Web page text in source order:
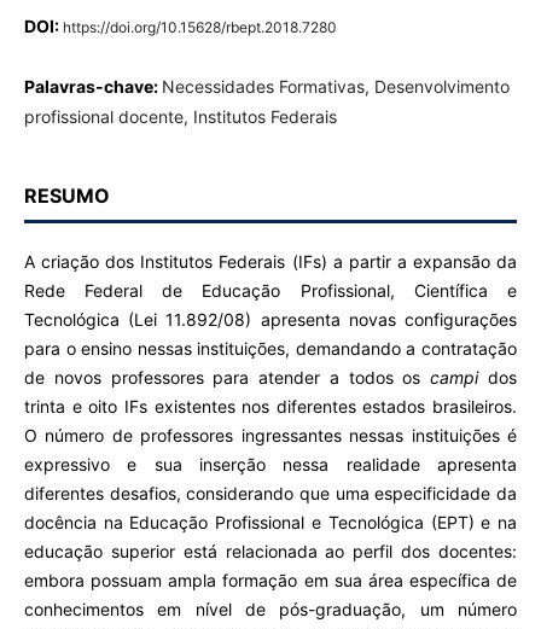
DOI: https://doi.org/10.15628/rbept.2018.7280
Palavras-chave: Necessidades Formativas, Desenvolvimento
profissional docente, Institutos Federais
RESUMO
A criação dos Institutos Federais (IFs) a partir a expansão da
Rede Federal de Educação Profissional, Científica e
Tecnológica (Lei 11.892/08) apresenta novas configurações
para o ensino nessas instituições, demandando a contratação
de novos professores para atender a todos oscampidos
trinta e oito IFs existentes nos diferentes estados brasileiros.
O número de professores ingressantes nessas instituições é
expressivo e sua inserção nessa realidade apresenta
diferentes desafios, considerando que uma especificidade da
docência na Educação Profissional e Tecnológica (EPT) e na
educação superior está relacionada ao perfil dos docentes:
embora possuam ampla formação em sua área específica de
conhecimentos em nível de pós-graduação, um número